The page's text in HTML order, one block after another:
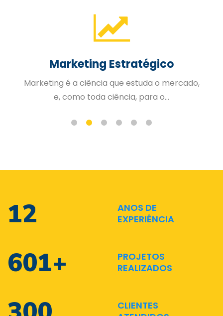
Gestão de Pessoas
A Gestão Estratégica de Pessoas trabalhada
de forma organizada e planejad...
17
ANOS DE
EXPERIÊNCIA
889+
PROJETOS
REALIZADOS
CLIENTES